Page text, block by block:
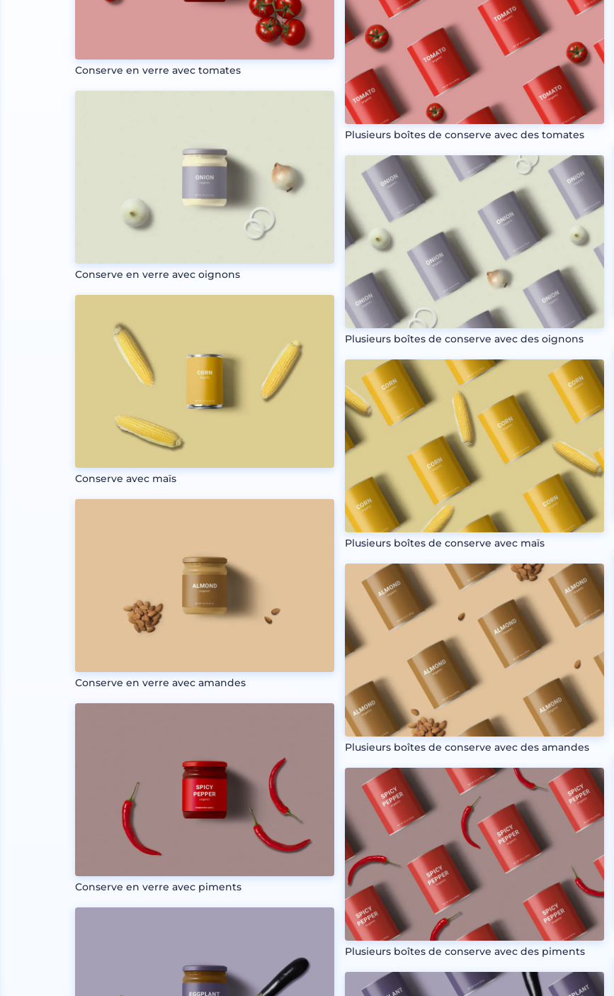
Conserve en verre avec tomates
Conserve en verre avec oignons
Conserve avec maïs
Conserve en verre avec amandes
Conserve en verre avec piments
Plusieurs boîtes de conserve avec des tomates
Plusieurs boîtes de conserve avec des oignons
Plusieurs boîtes de conserve avec maïs
Plusieurs boîtes de conserve avec des amandes
Plusieurs boîtes de conserve avec des piments